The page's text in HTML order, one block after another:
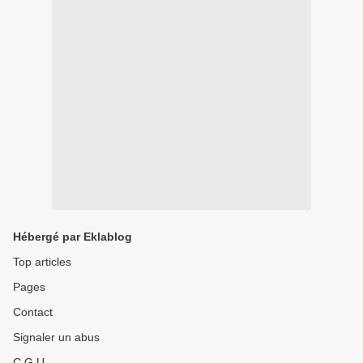
Hébergé par Eklablog
Top articles
Pages
Contact
Signaler un abus